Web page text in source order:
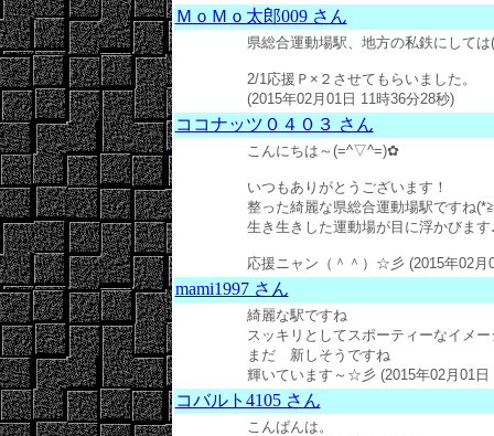
ＭｏＭｏ太郎009 さん
県総合運動場駅、地方の私鉄にして
2/1応援Ｐ×２させてもらいました。
(2015年02月01日 11時36分28秒)
ココナッツ０４０３ さん
こんにちは～(=^▽^=)✿
いつもありがとうございます！
整った綺麗な県総合運動場駅ですね
生き生きした運動場が目に浮かびます
応援ニャン（＾＾）☆彡 (2015年02月
mami1997 さん
綺麗な駅ですね
スッキリとしてスポーティーなイメー
まだ 新しそうですね
輝いています～☆彡(2015年02月01日
コバルト4105 さん
こんばんは。